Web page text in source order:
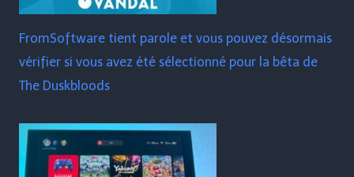
FromSoftware tient parole et vous pouvez désormais
vérifier si vous avez été sélectionné pour la bêta de
The Duskbloods